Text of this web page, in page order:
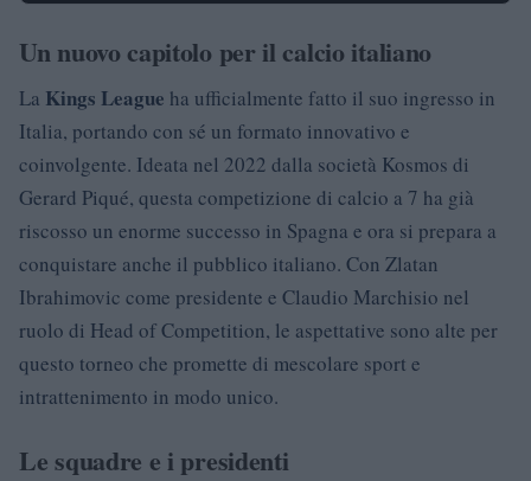
Un nuovo capitolo per il calcio italiano
La Kings League ha ufficialmente fatto il suo ingresso in
Italia, portando con sé un formato innovativo e
coinvolgente. Ideata nel 2022 dalla società Kosmos di
Gerard Piqué, questa competizione di calcio a 7 ha già
riscosso un enorme successo in Spagna e ora si prepara a
conquistare anche il pubblico italiano. Con Zlatan
Ibrahimovic come presidente e Claudio Marchisio nel
ruolo di Head of Competition, le aspettative sono alte per
questo torneo che promette di mescolare sport e
intrattenimento in modo unico.
Le squadre e i presidenti